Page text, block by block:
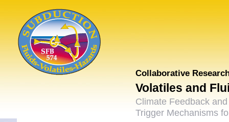
Collaborative
Volatiles and
Climate Feedback and
Trigger Mechanisms